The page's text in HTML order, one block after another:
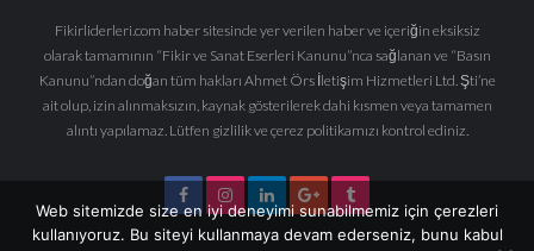
Fikirliderleri.com haber sitesinde yer verilen haber ve içeriğin eksiksiz
olarak tamamının “Fikir ve Sanat Eserleri Kanunu”nca sağlanan ve “Basın
Kanunu”ndan doğan tüm hakları Ahmet Örs İletişim Hizmetleri Ltd. Şti’ne
ait olup, izin alınmaksızın, kaynak gösterilerek dahi kısmen veya tamamen
alıntı yapılamaz. Lütfen gizlilik ve çerez politikamızı kontrol ediniz.
Web sitemizde size en iyi deneyimi sunabilmemiz için çerezleri
kullanıyoruz. Bu siteyi kullanmaya devam ederseniz, bunu kabul